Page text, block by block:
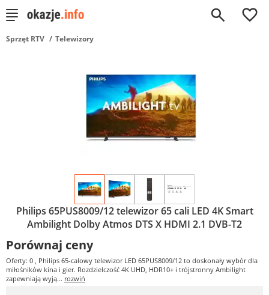
0
Sprzęt RTV Telewizory
Philips 65PUS8009/12 telewizor 65 cali LED 4K Smart
Ambilight Dolby Atmos DTS X HDMI 2.1 DVB-T2
Porównaj ceny
Oferty: 0 , Philips 65-calowy telewizor LED 65PUS8009/12 to doskonały wybór dla
miłośników kina i gier. Rozdzielczość 4K UHD, HDR10+ i trójstronny Ambilight
zapewniają wyją... rozwiń